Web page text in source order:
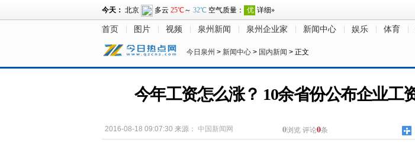
首页 图片 视频 泉州新闻 泉州企业家 新闻中心 娱乐 体育
今日泉州 > 新闻中心 > 国内新闻 > 正文
今年工资怎么涨？ 10余省份公布企业工
2016-08-18 09:07:30 来源： 中国新闻网 0浏览 评论0条